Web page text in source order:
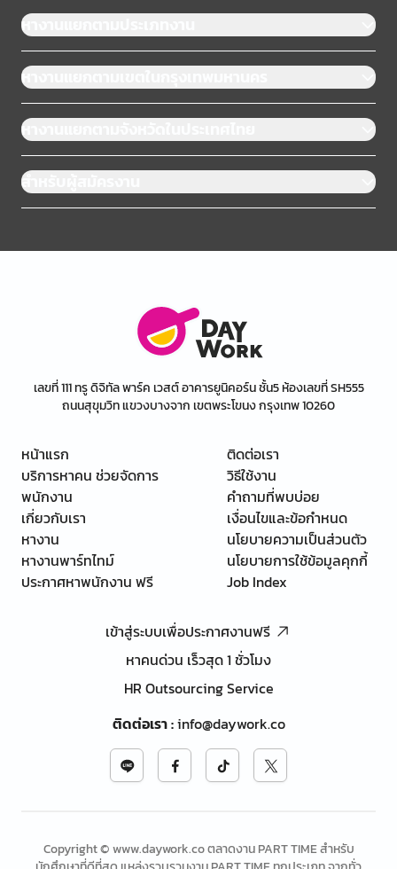
หางานแยกตามประเภทงาน
หางานแยกตามเขตในกรุงเทพมหานคร
หางานแยกตามจังหวัดในประเทศไทย
สำหรับผู้สมัครงาน
เลขที่ 111 ทรู ดิจิทัล พาร์ค เวสต์ อาคารยูนิคอร์น ชั้น5 ห้องเลขที่ SH555
ถนนสุขุมวิท แขวงบางจาก เขตพระโขนง กรุงเทพ 10260
หน้าแรก
บริการหาคน ช่วยจัดการ
พนักงาน
เกี่ยวกับเรา
หางาน
หางานพาร์ทไทม์
ประกาศหาพนักงาน ฟรี
ติดต่อเรา
วิธีใช้งาน
คำถามที่พบบ่อย
เงื่อนไขและข้อกำหนด
นโยบายความเป็นส่วนตัว
นโยบายการใช้ข้อมูลคุกกี้
Job Index
เข้าสู่ระบบเพื่อประกาศงานฟรี
หาคนด่วน เร็วสุด 1 ชั่วโมง
HR Outsourcing Service
ติดต่อเรา:info@daywork.co
Copyright © www.daywork.co ตลาดงาน PART TIME สำหรับ